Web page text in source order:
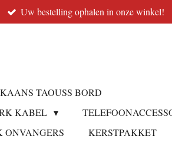
Uw bestelling ophalen in onze winkel!
TAOUSS BORD
KABEL
ONVANGERS
KERSTPAKKET